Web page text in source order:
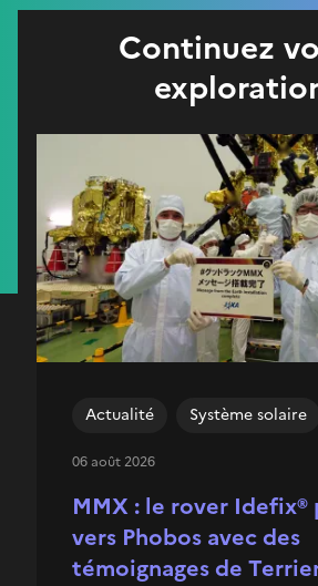
Continuez
MMX : le rover
vers Phobos avec des
témoignages de
Actualité Système solaire
06 août 2026